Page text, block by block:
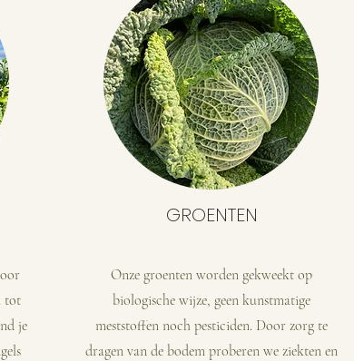
tot
je
GROENTEN
Onze groenten worden gekweekt op
biologische wijze, geen kunstmatige
meststoffen noch pesticiden. Door zorg te
dragen van de bodem proberen we ziekten en